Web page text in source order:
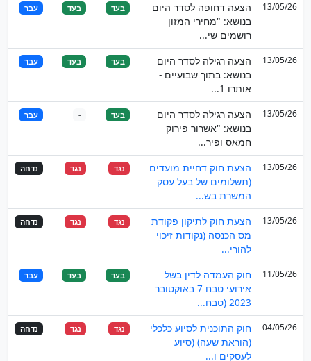
13/05/26
הצעה דחופה לסדר היום
בנושא: "מחירי המזון
רושמים שי...
בעד בעד עבר
13/05/26
הצעה רגילה לסדר היום
בנושא: בתוך שבועיים -
אותרו 1...
בעד בעד עבר
13/05/26
הצעה רגילה לסדר היום
בנושא: "אשרור פירוק
חמאס ופיר...
בעד - עבר
13/05/26
הצעת חוק דחיית מועדים
(תשלומים של בעל עסק
המשרת בש...
נגד נגד נדחה
13/05/26
הצעת חוק לתיקון פקודת
מס הכנסה (נקודות זיכוי
להורי...
נגד נגד נדחה
11/05/26
חוק העמדה לדין בשל
אירועי טבח 7 באוקטובר
2023 (טבח...
בעד בעד עבר
04/05/26
חוק התוכנית לסיוע כלכלי
(הוראת שעה) (סיוע
לעסקים ו...
נגד נגד נדחה